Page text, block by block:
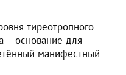
тиреотропного
– основание для
манифестный